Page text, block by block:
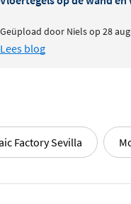
Geüpload door Niels op 28
Lees blog
Factory Sevilla